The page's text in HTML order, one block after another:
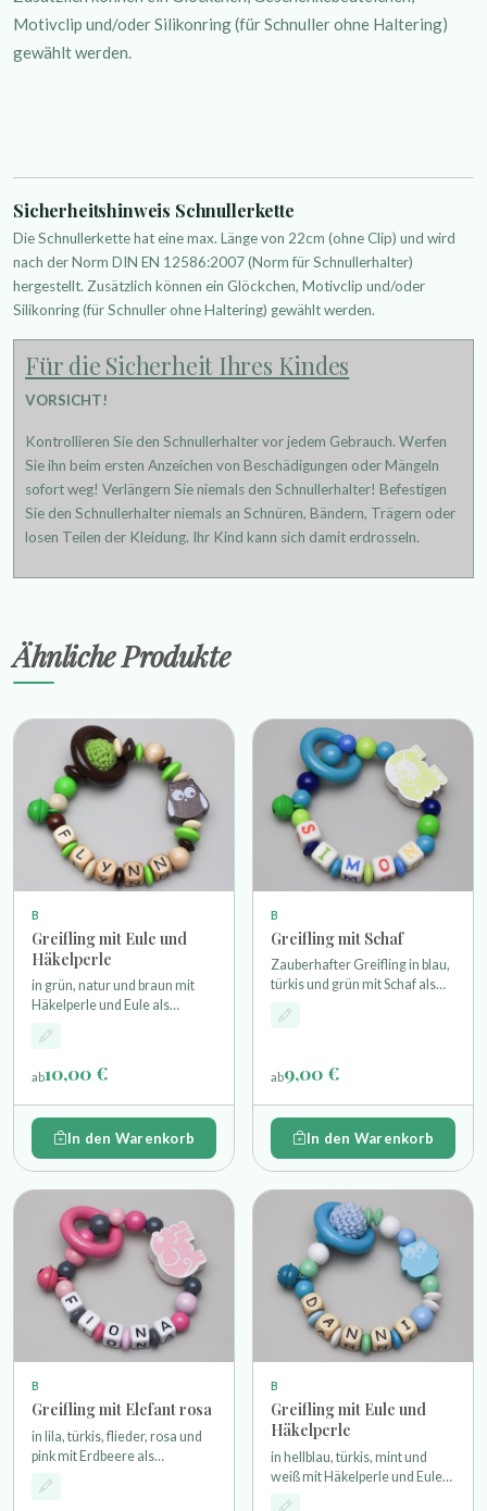
Motivclip und/oder Silikonring (für Schnuller ohne Haltering)
gewählt werden.
Sicherheitshinweis Schnullerkette
Die Schnullerkette hat eine max. Länge von 22cm (ohne Clip) und wird
nach der Norm DIN EN 12586:2007 (Norm für Schnullerhalter)
hergestellt. Zusätzlich können ein Glöckchen, Motivclip und/oder
Silikonring (für Schnuller ohne Haltering) gewählt werden.
Für die Sicherheit Ihres Kindes
VORSICHT!
Kontrollieren Sie den Schnullerhalter vor jedem Gebrauch. Werfen
Sie ihn beim ersten Anzeichen von Beschädigungen oder Mängeln
sofort weg! Verlängern Sie niemals den Schnullerhalter! Befestigen
Sie den Schnullerhalter niemals an Schnüren, Bändern, Trägern oder
losen Teilen der Kleidung. Ihr Kind kann sich damit erdrosseln.
Ähnliche Produkte
B
Greifling mit Eule und
Häkelperle
in grün, natur und braun mit
Häkelperle und Eule als
Motivperle einem Glöckchen
und einem Holzring
ab10,00 €
In den Warenkorb
B
Greifling mit Schaf
Zauberhafter Greifling in blau,
türkis und grün mit Schaf als
Motivperle einem Miniholzring
und Glöckchen
ab9,00 €
In den Warenkorb
B
Greifling mit Elefant rosa
in lila, türkis, flieder, rosa und
pink mit Erdbeere als
Motivperle einem Glöckchen
und einem Holzring
B
Greifling mit Eule und
Häkelperle
in hellblau, türkis, mint und
weiß mit Häkelperle und Eule
als Motivperle einem